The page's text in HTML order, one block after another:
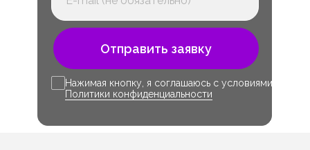
Отправить заявку
Нажимая кнопку, я соглашаюсь с условиями
Политики конфиденциальности